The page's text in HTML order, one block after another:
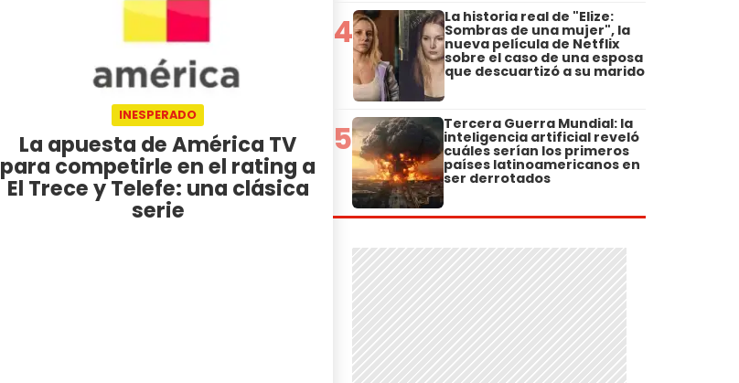
INESPERADO
La apuesta de América TV
para competirle en el rating a
El Trece y Telefe: una clásica
serie
4 La historia real de "Elize:
Sombras de una mujer", la
nueva película de Netflix
sobre el caso de una esposa
que descuartizó a su marido
5 Tercera Guerra Mundial: la
inteligencia artificial reveló
cuáles serían los primeros
países latinoamericanos en
ser derrotados